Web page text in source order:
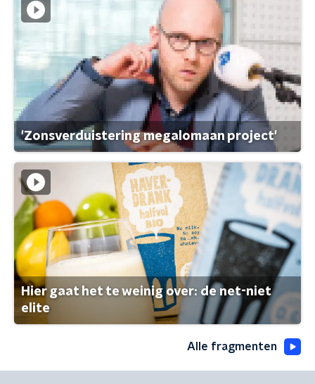
'Zonsverduistering megalomaan project'
Hier gaat het te weinig over: de net-niet
elite
Alle fragmenten